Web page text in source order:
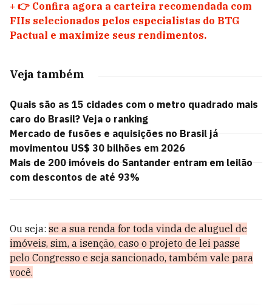
+ 👉 Confira agora a carteira recomendada com
FIIs selecionados pelos especialistas do BTG
Pactual e maximize seus rendimentos.
Veja também
Quais são as 15 cidades com o metro quadrado mais
caro do Brasil? Veja o ranking
Mercado de fusões e aquisições no Brasil já
movimentou US$ 30 bilhões em 2026
Mais de 200 imóveis do Santander entram em leilão
com descontos de até 93%
Ou seja: se a sua renda for toda vinda de aluguel de
imóveis, sim, a isenção, caso o projeto de lei passe
pelo Congresso e seja sancionado, também vale para
você.